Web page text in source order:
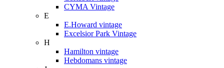
CYMA Vintage
E
E.Howard vintage
Excelsior Park Vintage
H
Hamilton vintage
Hebdomans vintage